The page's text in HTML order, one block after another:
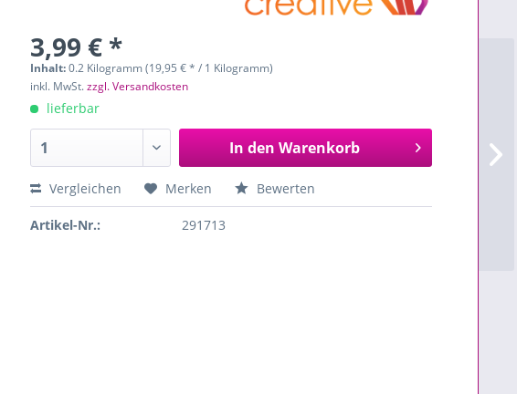
3,99 € *
Inhalt:0.2 Kilogramm (19,95 € * / 1 Kilogramm)
inkl. MwSt.zzgl. Versandkosten
lieferbar
In den Warenkorb
Vergleichen Merken Bewerten
Artikel-Nr.: 291713